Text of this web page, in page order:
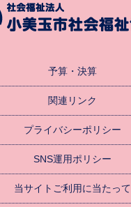
予算・決算
関連リンク
プライバシーポリシー
SNS運用ポリシー
当サイトご利用に当たって